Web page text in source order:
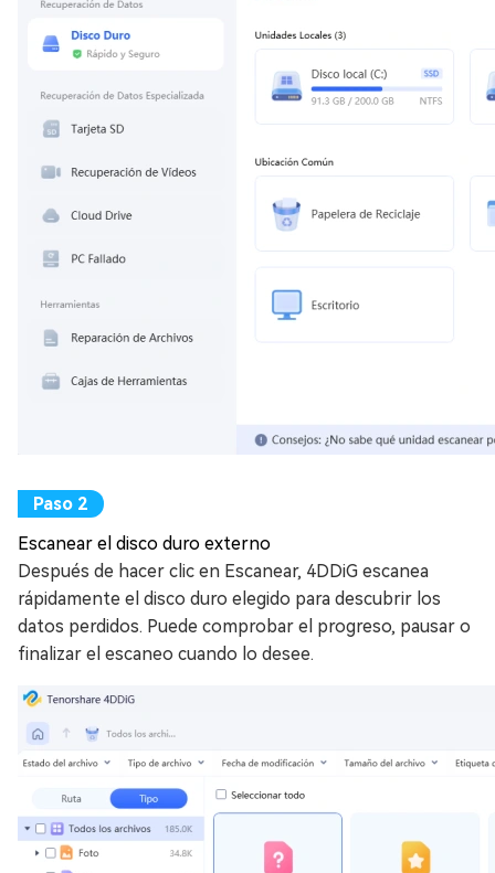
Escanear el disco duro externo
Después de hacer clic en Escanear, 4DDiG escanea
rápidamente el disco duro elegido para descubrir los
datos perdidos. Puede comprobar el progreso, pausar o
finalizar el escaneo cuando lo desee.